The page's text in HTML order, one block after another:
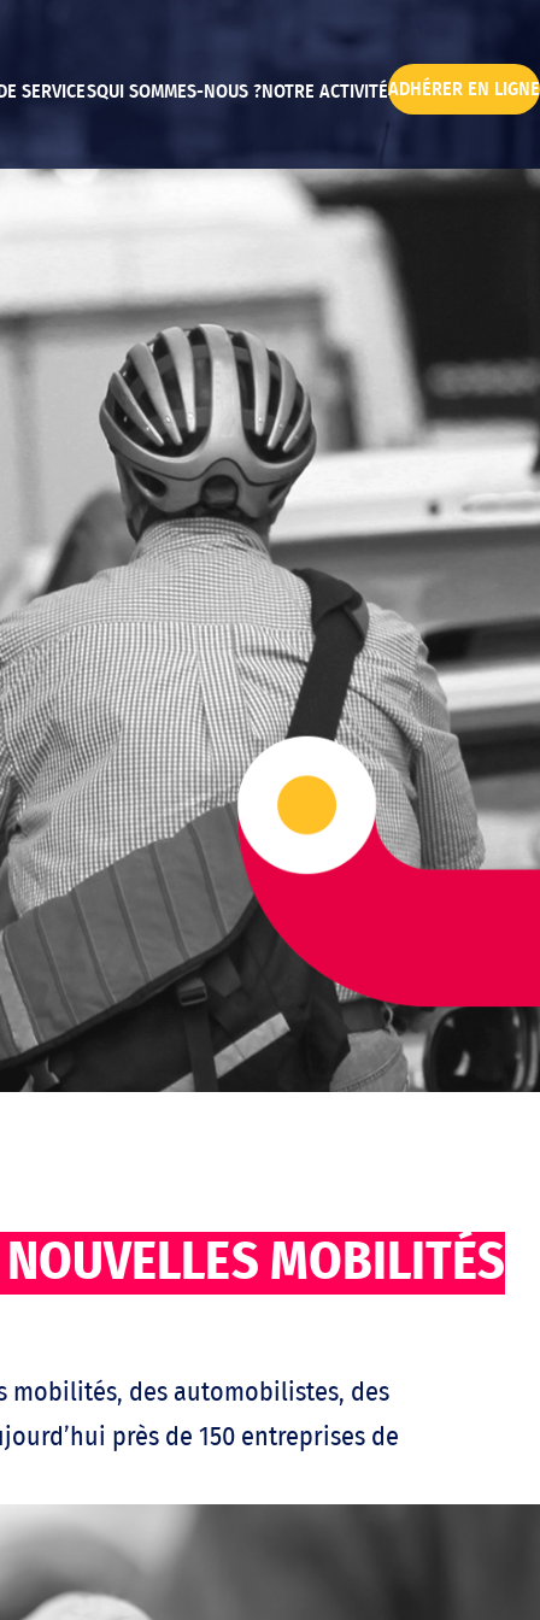
SERVICESQUI SOMMES-NOUS ?NOTRE ACTIVITÉADHÉRER EN LIGNE
MOBILITÉS
mobilités, des automobilistes, des
près de 150 entreprises de